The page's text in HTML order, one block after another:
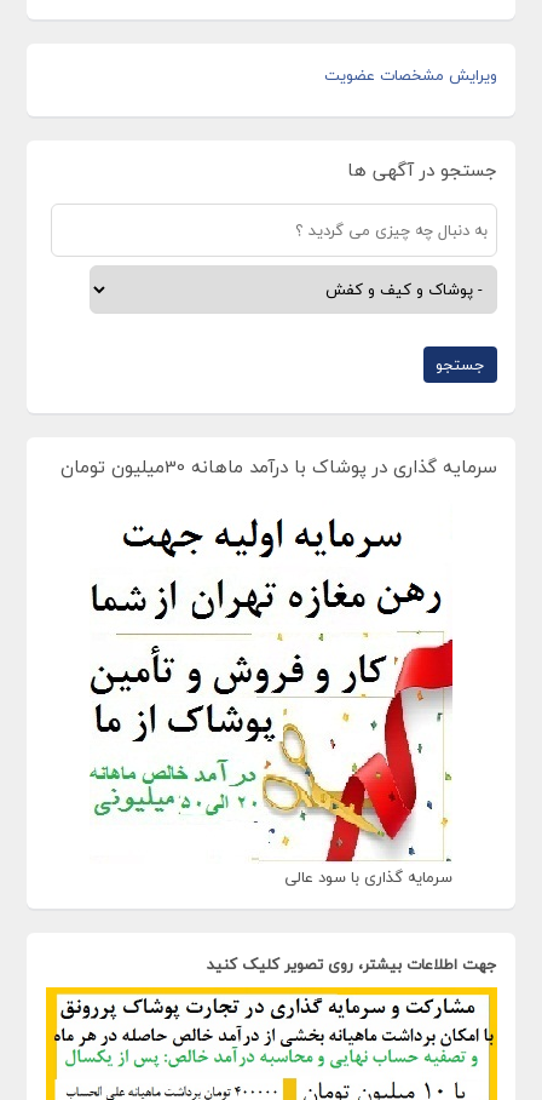
ویرایش مشخصات عضویت
جستجو در آگهی ها
سرمایه گذاری در پوشاک با درآمد ماهانه 30میلیون تومان
سرمایه گذاری با سود عالی
جهت اطلاعات بیشتر، روی تصویر کلیک کنید